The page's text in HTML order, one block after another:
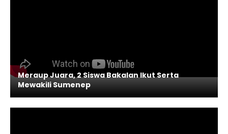
Meraup Juara, 2 Siswa Bakalan Ikut Serta
Mewakili Sumenep